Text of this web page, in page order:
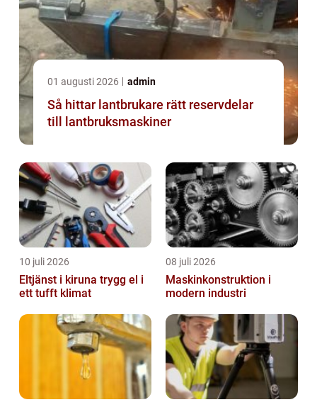
01 augusti 2026 admin
Så hittar lantbrukare rätt reservdelar
till lantbruksmaskiner
10 juli 2026
Eltjänst i kiruna trygg el i
ett tufft klimat
08 juli 2026
Maskinkonstruktion i
modern industri